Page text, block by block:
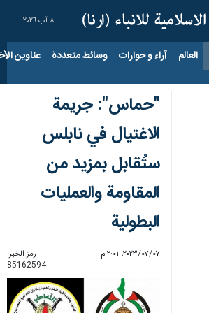
٨ آب ٢٠٢٦
العالم آراء و حوارات وسائط متعددة عناوين
"حماس": جريمة
الاغتيال في نابلس
ستُقابل بمزيد من
المقاومة والعمليات
البطولية
٠٧‏/٠٧‏/٢٠٢٣، ٢:٠١ م
رمز الخبر:
85162594